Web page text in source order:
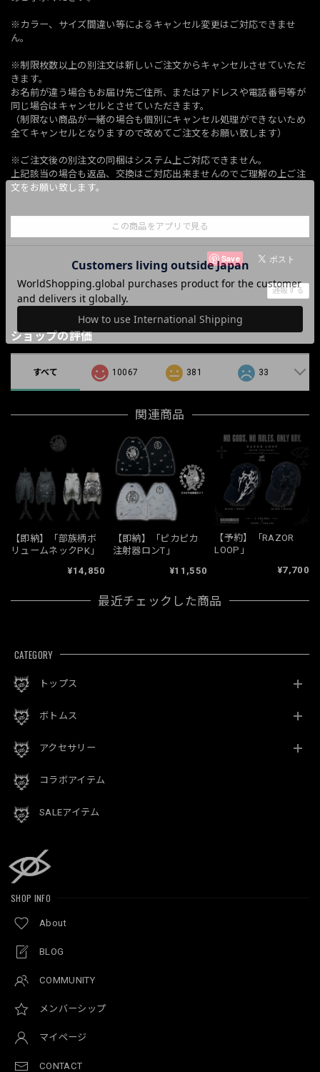
※カラー、サイズ間違い等によるキャンセル変更はご対応できませ
ん。
※制限枚数以上の別注文は新しいご注文からキャンセルさせていただ
きます。
お名前が違う場合もお届け先ご住所、またはアドレスや電話番号等が
同じ場合はキャンセルとさせていただきます。
（制限ない商品が一緒の場合も個別にキャンセル処理ができないため
全てキャンセルとなりますので改めてご注文をお願い致します）
※ご注文後の別注文の同梱はシステム上ご対応できません。
上記該当の場合も返品、交換はご対応出来ませんのでご理解の上ご注
文をお願い致します。
この商品をアプリで見る
Save
通報する
ショップの評価
すべて 10067 381 33
関連商品
【即納】「部族柄ボ
リュームネックPK」
¥14,850
【即納】「ピカピカ
注射器ロンT」
¥11,550
【予約】「RAZOR
LOOP」
¥7,700
最近チェックした商品
CATEGORY
トップス
ボトムス
アクセサリー
コラボアイテム
SALEアイテム
SHOP INFO
About
BLOG
COMMUNITY
メンバーシップ
マイページ
CONTACT